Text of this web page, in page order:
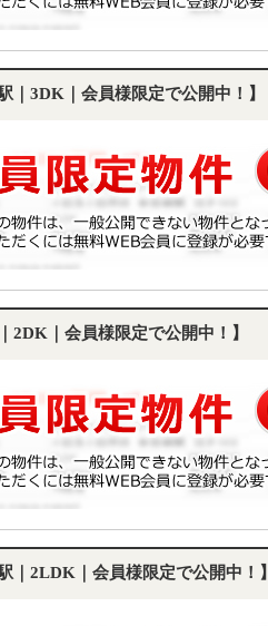
｜3DK｜会員様限定で公開中！】
2DK｜会員様限定で公開中！】
｜2LDK｜会員様限定で公開中！】